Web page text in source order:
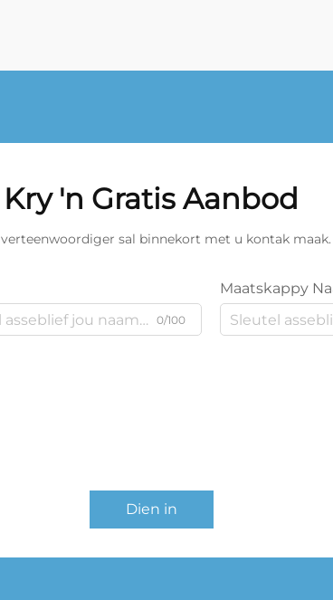
Kry 'n Gratis Aanbod
sal binnekort met u kontak maak.
0/100
Maatskappy
Dien in